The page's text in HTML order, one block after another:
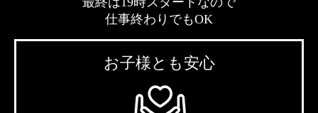
仕事終わりでもOK
お子様とも安心